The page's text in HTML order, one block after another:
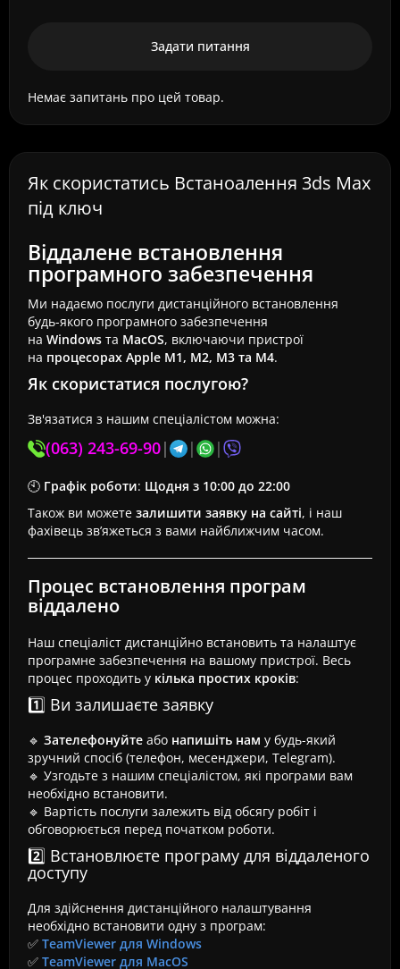
Задати питання
Немає запитань про цей товар.
Як скористатись Встаноалення 3ds Max
під ключ
Віддалене встановлення
програмного забезпечення
Ми надаємо послуги дистанційного встановлення
будь-якого програмного забезпечення
на Windows та MacOS, включаючи пристрої
на процесорах Apple M1, M2, M3 та M4.
Як скористатися послугою?
Зв'язатися з нашим спеціалістом можна:
(063) 243-69-90| | |
🕙 Графік роботи: Щодня з 10:00 до 22:00
Також ви можете залишити заявку на сайті, і наш
фахівець зв’яжеться з вами найближчим часом.
Процес встановлення програм
віддалено
Наш спеціаліст дистанційно встановить та налаштує
програмне забезпечення на вашому пристрої. Весь
процес проходить у кілька простих кроків:
1️⃣ Ви залишаєте заявку
🔹 Зателефонуйте або напишіть нам у будь-який
зручний спосіб (телефон, месенджери, Telegram).
🔹 Узгодьте з нашим спеціалістом, які програми вам
необхідно встановити.
🔹 Вартість послуги залежить від обсягу робіт і
обговорюється перед початком роботи.
2️⃣ Встановлюєте програму для віддаленого
доступу
Для здійснення дистанційного налаштування
необхідно встановити одну з програм:
✅ TeamViewer для Windows
✅ TeamViewer для MacOS